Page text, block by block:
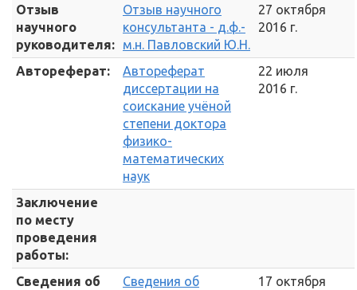
Отзыв
научного
руководителя:
Отзыв научного
консультанта - д.ф.-
м.н. Павловский Ю.Н.
27 октября
2016 г.
Автореферат:
Автореферат
диссертации на
соискание учёной
степени доктора
физико-
математических
наук
22 июля
2016 г.
Заключение
по месту
проведения
работы:
Сведения об
Сведения об
17 октября